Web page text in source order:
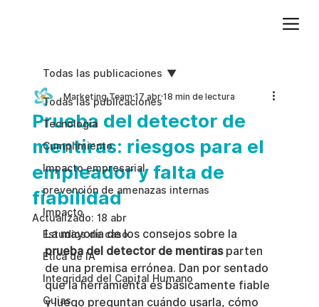
Todas las publicaciones
Tecnologia
Cumplimiento
Impacto empresarial
prevención de amenazas internas
Impacto
Estudios de caso
Etica de IA
Integridad del Capital Humano
Guias
Todas las publicaciones
Prueba del detector de
mentiras: riesgos para el
empleador y falta de
fiabilidad
Marketing Team 17 abr 18 min de lectura
Actualizado: 18 abr
La mayoría de los consejos sobre la
prueba del detector de mentiras parten
de una premisa errónea. Dan por sentado
que la herramienta es básicamente fiable
y luego preguntan cuándo usarla, cómo